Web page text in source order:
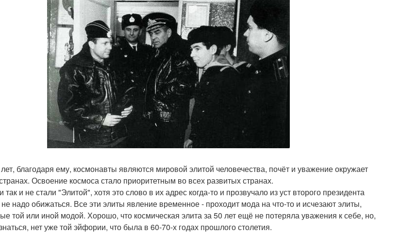
благодаря ему, космонавты являются мировой элитой человечества, почёт и уважение окружает
Освоение космоса стало приоритетным во всех развитых странах.
так и не стали "Элитой", хотя это слово в их адрес когда-то и прозвучало из уст второго президента
надо обижаться. Все эти элиты явление временное - проходит мода на что-то и исчезают элиты,
той или иной модой. Хорошо, что космическая элита за 50 лет ещё не потеряла уважения к себе, но,
нет уже той эйфории, что была в 60-70-х годах прошлого столетия.